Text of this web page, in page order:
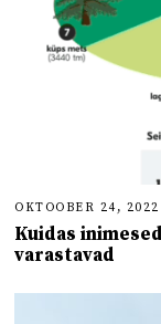
OKTOOBER 24, 2022
Kuidas
varastavad